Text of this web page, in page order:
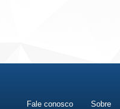
Fale conosco Sobre